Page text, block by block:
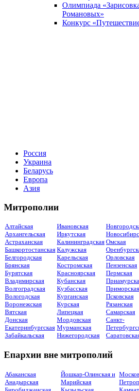
Олимпиада
Романовых»
Конкурс
Россия
Украина
Беларусь
Европа
Азия
Митрополии
Алтайская
Архангельская
Астраханская
Башкортостанская
Белгородская
Брянская
Бурятская
Владимирская
Волгоградская
Вологодская
Воронежская
Вятская
Донская
Екатеринбургская
Забайкальская
Ивановская
Иркутская
Калининградская
Калужская
Карельская
Костромская
Красноярская
Кубанская
Кузбасская
Курганская
Курская
Липецкая
Мордовская
Мурманская
Нижегородская
Омская
Орловская
Пензенская
Пермская
Приморская
Псковская
Рязанская
Самарская
Санкт-
Епархии вне митрополий
Абаканская
Анадырская
Йошкар-Олинская и
Марийская